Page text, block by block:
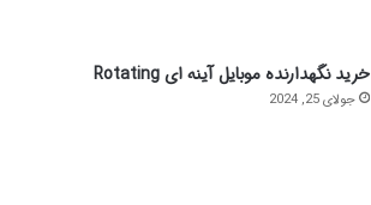
خرید نگهدارنده موبایل آینه ای Rotating
جولای 25, 2024